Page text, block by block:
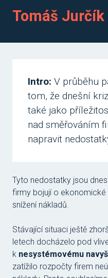
Tomáš Jurčík
Intro: V průběhu
tom, že dnešní
také jako
nad směřováním
napravit
Tyto nedostatky jsou
firmy bojují o ekonomické
snížení nákladů.
Stávající situaci ještě
letech docházelo pod
k nesystémovému
zatížilo rozpočty firem